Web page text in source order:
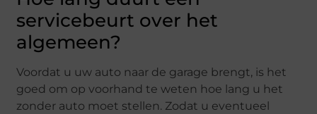
servicebeurt over het
algemeen?
Voordat u uw auto naar de garage brengt, is het
goed om op voorhand te weten hoe lang u het
zonder auto moet stellen. Zodat u eventueel